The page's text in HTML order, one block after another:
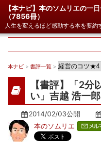
【本ナビ】本のソムリエの一
（7856冊）
人生を変えるほど感動する本を要約
本ナビ > 書評一覧 >
【書評】「2分
い」吉越 浩一郎
2014/02/03公開
本のソムリエ